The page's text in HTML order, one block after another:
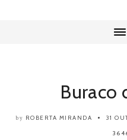
Buraco
by ROBERTA MIRANDA 31